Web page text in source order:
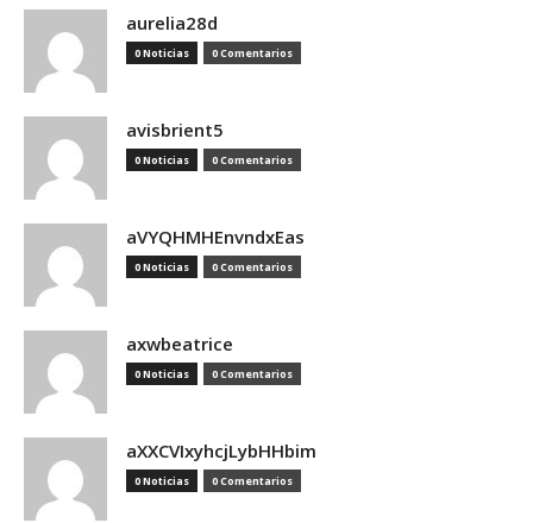
aurelia28d
0 Noticias 0 Comentarios
avisbrient5
0 Noticias 0 Comentarios
aVYQHMHEnvndxEas
0 Noticias 0 Comentarios
axwbeatrice
0 Noticias 0 Comentarios
aXXCVIxyhcjLybHHbim
0 Noticias 0 Comentarios